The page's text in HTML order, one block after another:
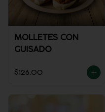
MOLLETES CON
GUISADO
$126.00